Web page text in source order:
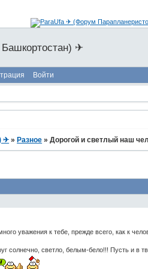
✈
Войти
✈ » Разное »Дорогой и светлый наш
уважения к тебе, прежде всего, как к
солнечно, светло, белым-бело!!! Пусть и в